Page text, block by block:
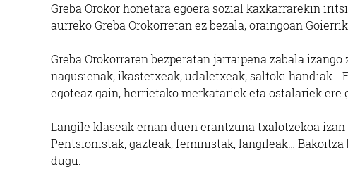
Greba Orokor honetara egoera sozial kaxkarrarekin
aurreko Greba Orokorretan ez bezala, oraingoan
Greba Orokorraren bezperatan jarraipena zabala
nagusienak, ikastetxeak, udaletxeak, saltoki
egoteaz gain, herrietako merkatariek eta ostalariek ere
Langile klaseak eman duen erantzuna txalotzekoa
Pentsionistak, gazteak, feministak, langileak…
dugu.